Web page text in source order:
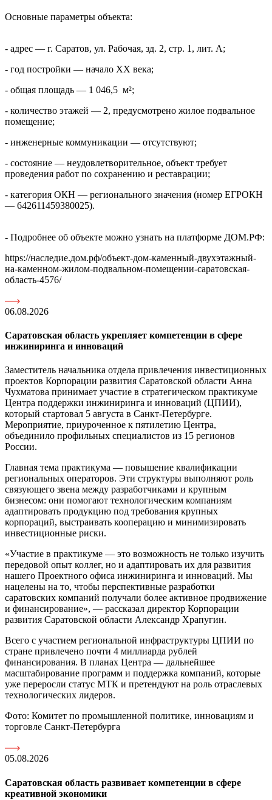
Основные параметры объекта:
- адрес — г. Саратов, ул. Рабочая, зд. 2, стр. 1, лит. А;
- год постройки — начало XX века;
- общая площадь — 1 046,5 м²;
- количество этажей — 2, предусмотрено жилое подвальное
помещение;
- инженерные коммуникации — отсутствуют;
- состояние — неудовлетворительное, объект требует
проведения работ по сохранению и реставрации;
- категория ОКН — регионального значения (номер ЕГРОКН
— 642611459380025).
- Подробнее об объекте можно узнать на платформе ДОМ.РФ:
https://наследие.дом.рф/объект-дом-каменный-двухэтажный-
на-каменном-жилом-подвальном-помещении-саратовская-
область-4576/
06.08.2026
Саратовская область укрепляет компетенции в сфере
инжиниринга и инноваций
Заместитель начальника отдела привлечения инвестиционных
проектов Корпорации развития Саратовской области Анна
Чухматова принимает участие в стратегическом практикуме
Центра поддержки инжиниринга и инноваций (ЦПИИ),
который стартовал 5 августа в Санкт-Петербурге.
Мероприятие, приуроченное к пятилетию Центра,
объединило профильных специалистов из 15 регионов
России.
Главная тема практикума — повышение квалификации
региональных операторов. Эти структуры выполняют роль
связующего звена между разработчиками и крупным
бизнесом: они помогают технологическим компаниям
адаптировать продукцию под требования крупных
корпораций, выстраивать кооперацию и минимизировать
инвестиционные риски.
«Участие в практикуме — это возможность не только изучить
передовой опыт коллег, но и адаптировать их для развития
нашего Проектного офиса инжиниринга и инноваций. Мы
нацелены на то, чтобы перспективные разработки
саратовских компаний получали более активное продвижение
и финансирование», — рассказал директор Корпорации
развития Саратовской области Александр Храпугин.
Всего с участием региональной инфраструктуры ЦПИИ по
стране привлечено почти 4 миллиарда рублей
финансирования. В планах Центра — дальнейшее
масштабирование программ и поддержка компаний, которые
уже переросли статус МТК и претендуют на роль отраслевых
технологических лидеров.
Фото: Комитет по промышленной политике, инновациям и
торговле Санкт-Петербурга
05.08.2026
Саратовская область развивает компетенции в сфере
креативной экономики